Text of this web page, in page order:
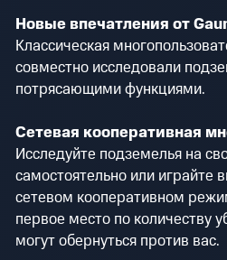
Новые впечатления от
Классическая
совместно исследовали
потрясающими функциями.
Сетевая кооперативная
Исследуйте подземелья на
самостоятельно или играйте
сетевом кооперативном
первое место по количеству
могут обернуться против вас.